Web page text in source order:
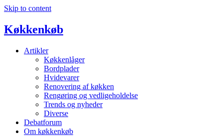
Skip to content
Køkkenkøb
Artikler
Køkkenlåger
Bordplader
Hvidevarer
Renovering af køkken
Rengøring og vedligeholdelse
Trends og nyheder
Diverse
Debatforum
Om køkkenkøb